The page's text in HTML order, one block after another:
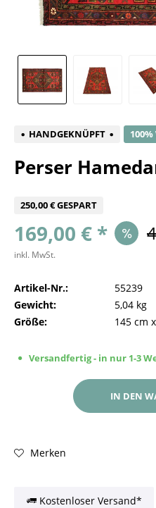
HANDGEKNÜPFT 100%
Perser
250,00 € GESPART
169,00 € *
inkl. MwSt.
Artikel-Nr.:
55239
Gewicht:
5,04 kg
Größe:
145 cm x
Versandfertig - in nur 1-3
IN DEN
Merken
Kostenloser Versand*